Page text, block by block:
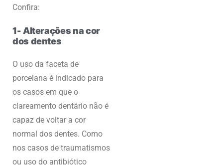
Confira:
1- Alterações na cor
dos dentes
O uso da faceta de
porcelana é indicado para
os casos em que o
clareamento dentário não é
capaz de voltar a cor
normal dos dentes. Como
nos casos de traumatismos
ou uso do antibiótico